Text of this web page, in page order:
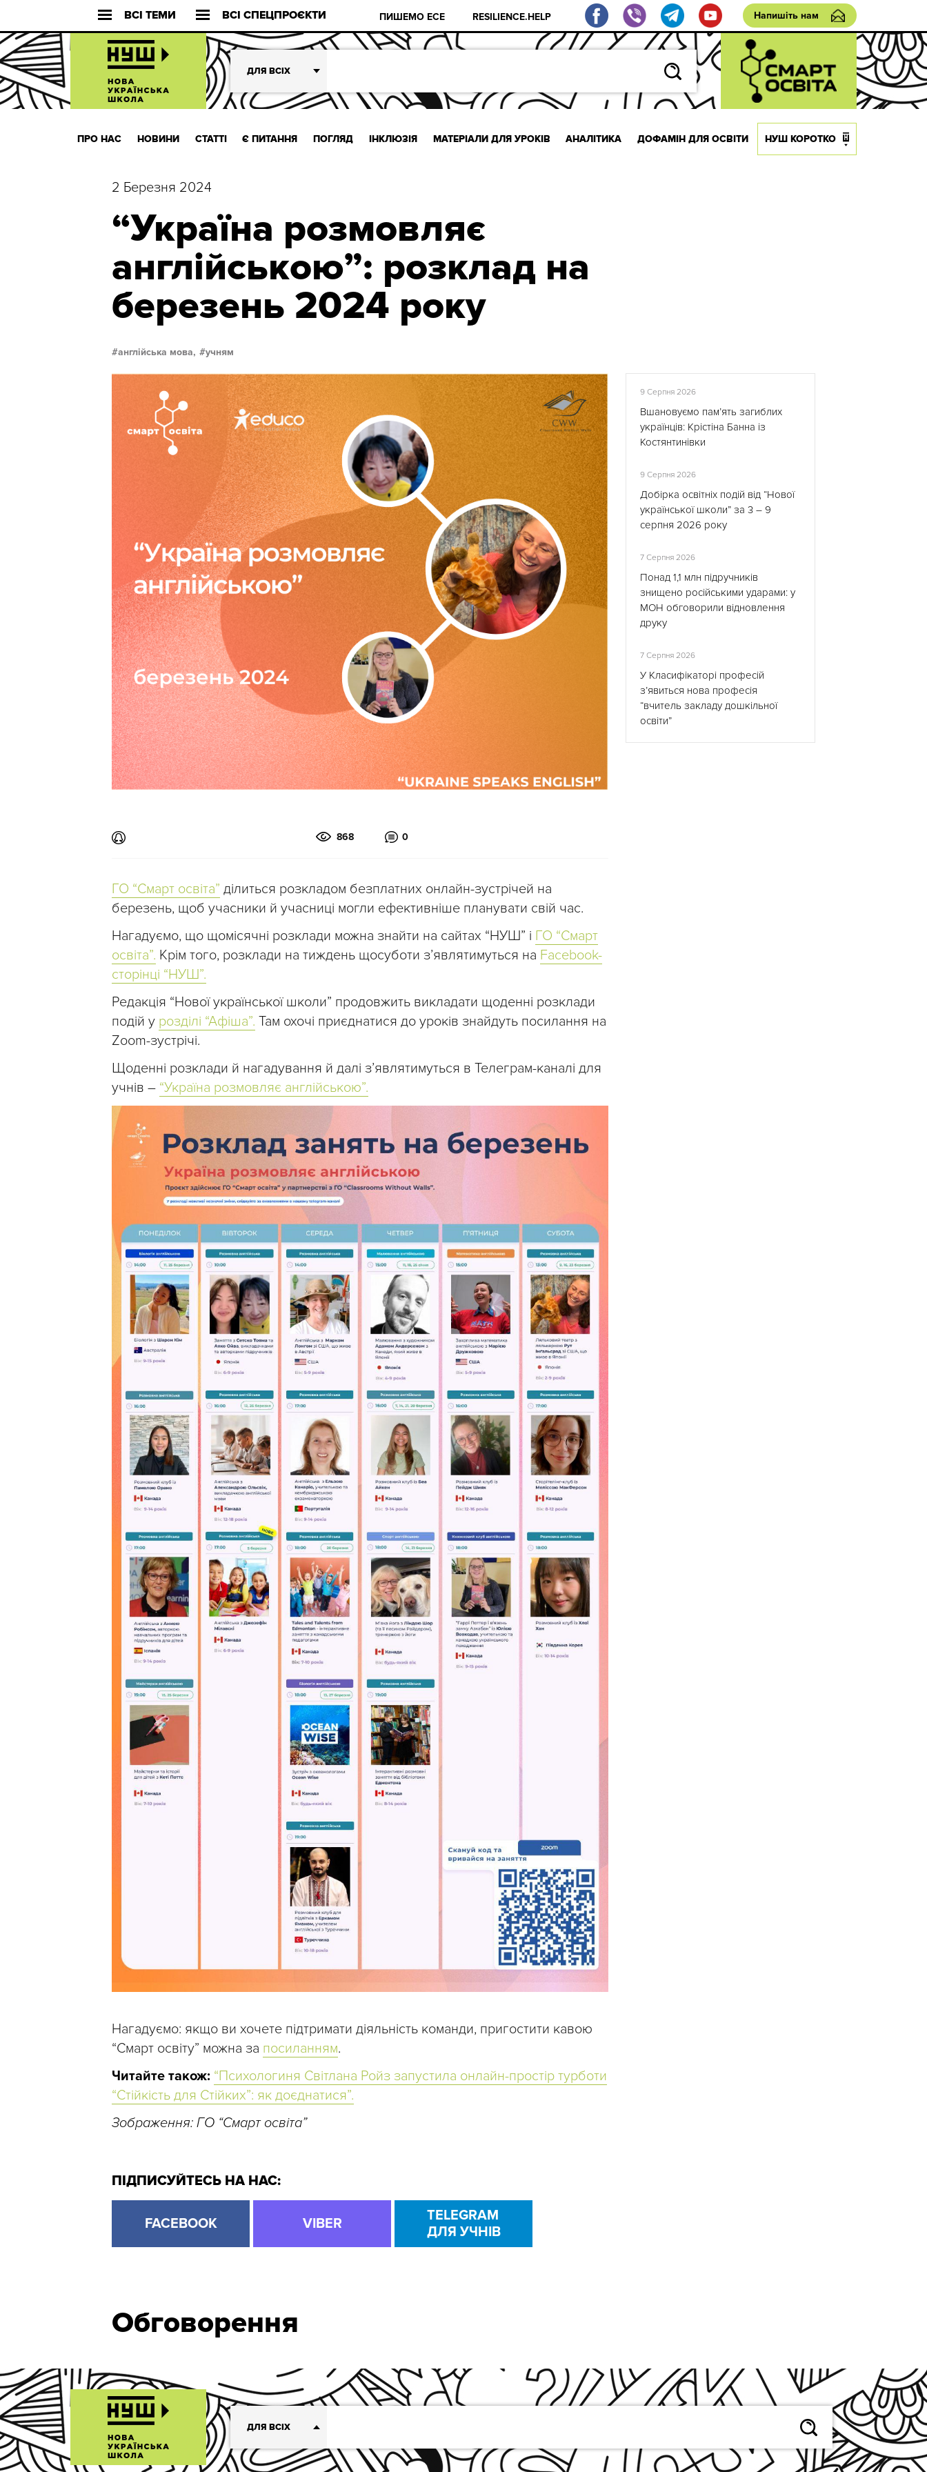
ВСІ ТЕМИ ВСІ СПЕЦПРОЄКТИ ПИШЕМО ЕСЕ RESILIENCE.HELP Напишіть нам
ДЛЯ ВСІХ
ПРО НАС НОВИНИ СТАТТІ Є ПИТАННЯ ПОГЛЯД ІНКЛЮЗІЯ МАТЕРІАЛИ ДЛЯ УРОКІВ АНАЛІТИКА ДОФАМІН ДЛЯ ОСВІТИ НУШ КОРОТКО
2 Березня 2024
“Україна розмовляє
англійською”: розклад на
березень 2024 року
англійська мова, учням
868 0
ГО “Смарт освіта” ділиться розкладом безплатних онлайн-зустрічей на
березень, щоб учасники й учасниці могли ефективніше планувати свій час.
Нагадуємо, що щомісячні розклади можна знайти на сайтах “НУШ” і ГО “Смарт
освіта”. Крім того, розклади на тиждень щосуботи з’являтимуться на Facebook-
сторінці “НУШ”.
Редакція “Нової української школи” продовжить викладати щоденні розклади
подій у розділі “Афіша”. Там охочі приєднатися до уроків знайдуть посилання на
Zoom-зустрічі.
Щоденні розклади й нагадування й далі з’являтимуться в Телеграм-каналі для
учнів – “Україна розмовляє англійською”.
Нагадуємо: якщо ви хочете підтримати діяльність команди, пригостити кавою
“Смарт освіту” можна за посиланням.
Читайте також: “Психологиня Світлана Ройз запустила онлайн-простір турботи
“Стійкість для Стійких”: як доєднатися”.
Зображення: ГО “Смарт освіта”
ПІДПИСУЙТЕСЬ НА НАС:
FACEBOOK VIBER
TELEGRAM
ДЛЯ УЧНІВ
9 Серпня 2026
Вшановуємо пам’ять загиблих
українців: Крістіна Банна із
Костянтинівки
9 Серпня 2026
Добірка освітніх подій від “Нової
української школи” за 3 – 9
серпня 2026 року
7 Серпня 2026
Понад 1,1 млн підручників
знищено російськими ударами: у
МОН обговорили відновлення
друку
7 Серпня 2026
У Класифікаторі професій
з’явиться нова професія
“вчитель закладу дошкільної
освіти”
Обговорення
ДЛЯ ВСІХ